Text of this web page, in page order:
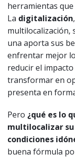
herramientas que
La digitalización
multilocalización,
una aporta sus
enfrentar mejor
reducir el
transformar en
presenta en
Pero ¿qué es lo
multilocalizar su
condiciones
buena fórmula